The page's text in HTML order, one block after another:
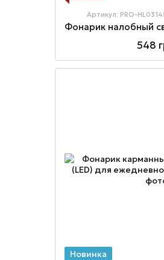
Артикул: PRO-
548
Новинка